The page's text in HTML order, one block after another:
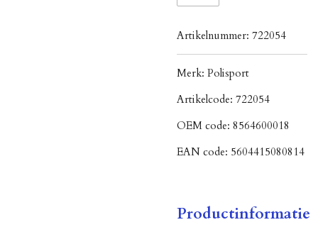
Artikelnummer: 722054
Merk: Polisport
Artikelcode: 722054
OEM code: 8564600018
EAN code: 5604415080814
Productinformatie